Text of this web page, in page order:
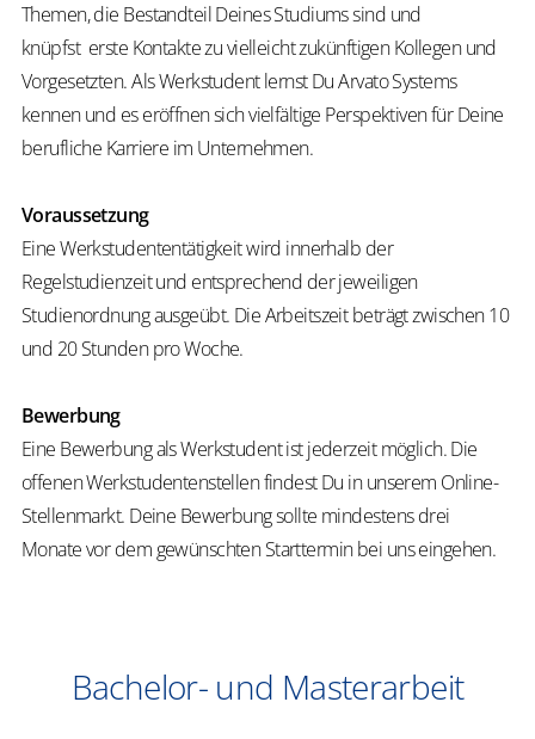
Themen, die Bestandteil Deines Studiums sind und
knüpfst erste Kontakte zu vielleicht zukünftigen Kollegen und
Vorgesetzten. Als Werkstudent lernst Du Arvato Systems
kennen und es eröffnen sich vielfältige Perspektiven für Deine
berufliche Karriere im Unternehmen.
Voraussetzung
Eine Werkstudententätigkeit wird innerhalb der
Regelstudienzeit und entsprechend der jeweiligen
Studienordnung ausgeübt. Die Arbeitszeit beträgt zwischen 10
und 20 Stunden pro Woche.
Bewerbung
Eine Bewerbung als Werkstudent ist jederzeit möglich. Die
offenen Werkstudentenstellen findest Du in unserem Online-
Stellenmarkt. Deine Bewerbung sollte mindestens drei
Monate vor dem gewünschten Starttermin bei uns eingehen.
Bachelor- und Masterarbeit